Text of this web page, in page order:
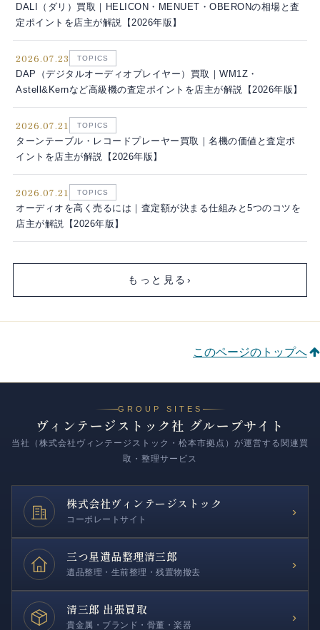
DALI（ダリ）買取｜HELICON・MENUET・OBERONの相場と査
定ポイントを店主が解説【2026年版】
2026.07.23 TOPICS
DAP（デジタルオーディオプレイヤー）買取｜WM1Z・
Astell&Kernなど高級機の査定ポイントを店主が解説【2026年版】
2026.07.21 TOPICS
ターンテーブル・レコードプレーヤー買取｜名機の価値と査定ポ
イントを店主が解説【2026年版】
2026.07.21 TOPICS
オーディオを高く売るには｜査定額が決まる仕組みと5つのコツを
店主が解説【2026年版】
もっと見る ›
このページのトップへ
GROUP SITES
ヴィンテージストック社 グループサイト
当社（株式会社ヴィンテージストック・松本市拠点）が運営する関連買
取・整理サービス
株式会社ヴィンテージストック
コーポレートサイト
›
三つ星遺品整理清三郎
遺品整理・生前整理・残置物撤去
›
清三郎 出張買取
貴金属・ブランド・骨董・楽器
›